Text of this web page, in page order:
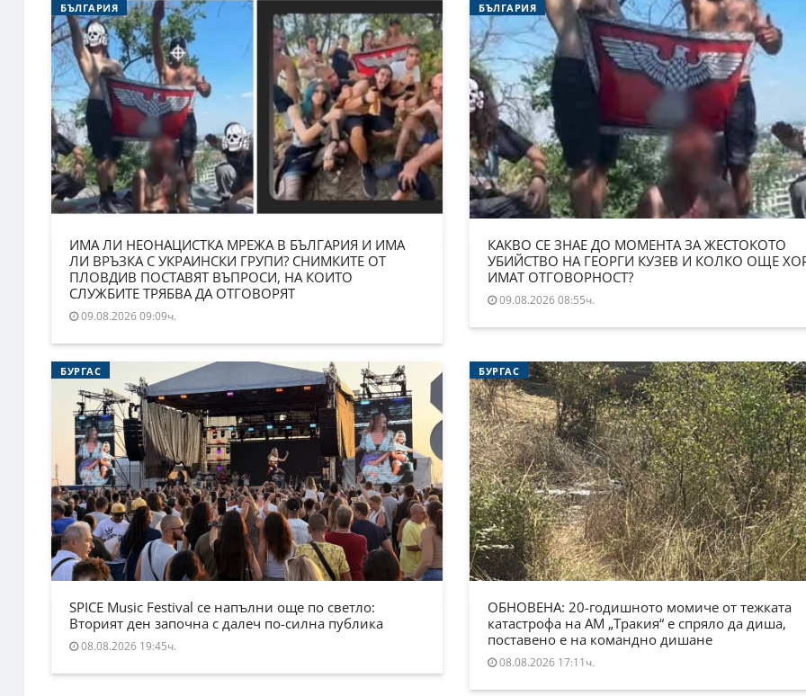
БЪЛГАРИЯ
ИМА ЛИ НЕОНАЦИСТКА МРЕЖА В БЪЛГАРИЯ И ИМА
ЛИ ВРЪЗКА С УКРАИНСКИ ГРУПИ? СНИМКИТЕ ОТ
ПЛОВДИВ ПОСТАВЯТ ВЪПРОСИ, НА КОИТО
СЛУЖБИТЕ ТРЯБВА ДА ОТГОВОРЯТ
09.08.2026 09:09ч.
БЪЛГАРИЯ
КАКВО СЕ ЗНАЕ ДО МОМЕНТА ЗА ЖЕСТОКОТО
УБИЙСТВО НА ГЕОРГИ КУЗЕВ И КОЛКО ОЩЕ
ИМАТ ОТГОВОРНОСТ?
09.08.2026 08:55ч.
БУРГАС
SPICE Music Festival се напълни още по светло:
Вторият ден започна с далеч по-силна публика
08.08.2026 19:45ч.
БУРГАС
ОБНОВЕНА: 20-годишното момиче от тежката
катастрофа на АМ „Тракия“ е спряло да диша,
поставено е на командно дишане
08.08.2026 17:11ч.